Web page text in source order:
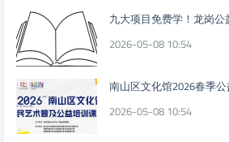
九大项目免费学！龙岗
2026-05-08 10:54
南山区文化馆2026春季
2026-05-08 10:54